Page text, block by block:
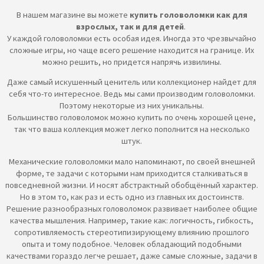
В нашем магазине вы можете купить головоломки как для
взрослых, так и для детей.
У каждой головоломки есть особая идея. Иногда это чрезвычайно
сложные игры, но чаще всего решение находится на границе. Их
можно решить, но придется напрячь извилины.
Даже самый искушенный ценитель или коллекционер найдет для
себя что-то интересное. Ведь мы сами производим головоломки.
Поэтому некоторые из них уникальны.
Большинство головоломок можно купить по очень хорошей цене,
так что ваша коллекция может легко пополнится на несколько
штук.
Механические головоломки мало напоминают, по своей внешней
форме, те задачи с которыми нам приходится сталкиваться в
повседневной жизни. И носят абстрактный обобщённый характер.
Но в этом то, как раз и есть одно из главных их достоинств.
Решение разнообразных головоломок развивает наиболее общие
качества мышления. Например, такие как: логичность, гибкость,
сопротивляемость стереотипизирующему влиянию прошлого
опыта и тому подобное. Человек обладающий подобными
качествами гораздо легче решает, даже самые сложные, задачи в